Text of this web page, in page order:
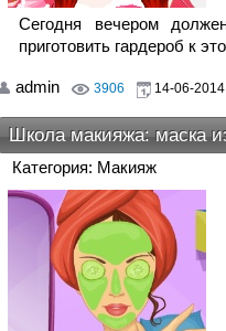
Сегодня вечером
приготовить гардероб к
admin 3906 14-06-
Школа макияжа: маска
Категория: Макияж